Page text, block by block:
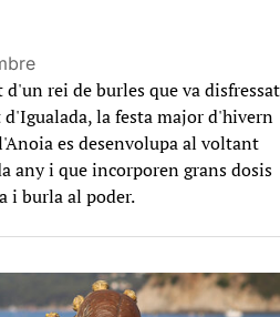
rei de burles que va disfressat
la festa major d'hivern
es desenvolupa al voltant
any i que incorporen grans dosis
i burla al poder.